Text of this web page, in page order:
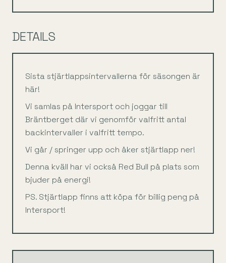
DETAILS
Sista stjärtlappsintervallerna för säsongen är
här!
Vi samlas på Intersport och joggar till
Bräntberget där vi genomför valfritt antal
backintervaller i valfritt tempo.
Vi går / springer upp och åker stjärtlapp ner!
Denna kväll har vi också Red Bull på plats som
bjuder på energi!
PS. Stjärtlapp finns att köpa för billig peng på
Intersport!